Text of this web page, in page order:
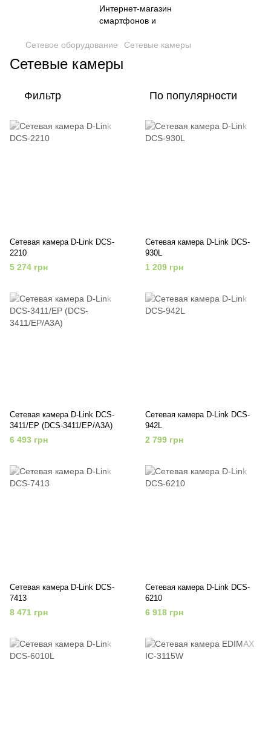
Сетевое оборудование Сетевые камеры
Сетевые камеры
Фильтр По популярности
Сетевая камера D-Link DCS-
2210
5 274 грн
Сетевая камера D-Link DCS-
930L
1 209 грн
Сетевая камера D-Link DCS-
3411/EP (DCS-3411/EP/A3A)
6 493 грн
Сетевая камера D-Link DCS-
942L
2 799 грн
Сетевая камера D-Link DCS-
7413
8 471 грн
Сетевая камера D-Link DCS-
6210
6 918 грн